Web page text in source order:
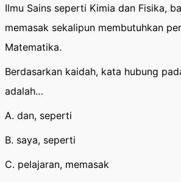
Ilmu Sains seperti Kimia dan Fisika,
memasak sekalipun membutuhkan
Matematika.
Berdasarkan kaidah, kata hubung
adalah…
A. dan, seperti
B. saya, seperti
C. pelajaran, memasak